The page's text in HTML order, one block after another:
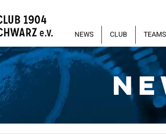
NEWS CLUB TEAMS